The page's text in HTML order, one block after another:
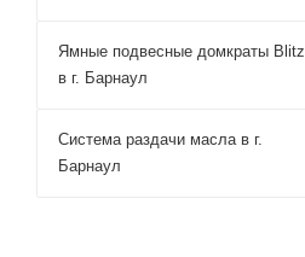
Ямные подвесные домкраты Blitz
в г. Барнаул
Система раздачи масла в г.
Барнаул